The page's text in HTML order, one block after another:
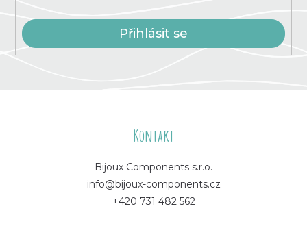
Přihlásit se
Kontakt
Bijoux Components s.r.o.
info@bijoux-components.cz
+420 731 482 562